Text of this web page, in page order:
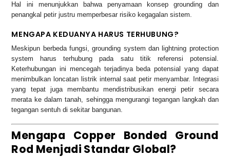
Hal ini menunjukkan bahwa penyamaan konsep grounding dan
penangkal petir justru memperbesar risiko kegagalan sistem.
MENGAPA KEDUANYA HARUS TERHUBUNG?
Meskipun berbeda fungsi, grounding system dan lightning protection
system harus terhubung pada satu titik referensi potensial.
Keterhubungan ini mencegah terjadinya beda potensial yang dapat
menimbulkan loncatan listrik internal saat petir menyambar. Integrasi
yang tepat juga membantu mendistribusikan energi petir secara
merata ke dalam tanah, sehingga mengurangi tegangan langkah dan
tegangan sentuh di sekitar bangunan.
Mengapa Copper Bonded Ground
Rod Menjadi Standar Global?